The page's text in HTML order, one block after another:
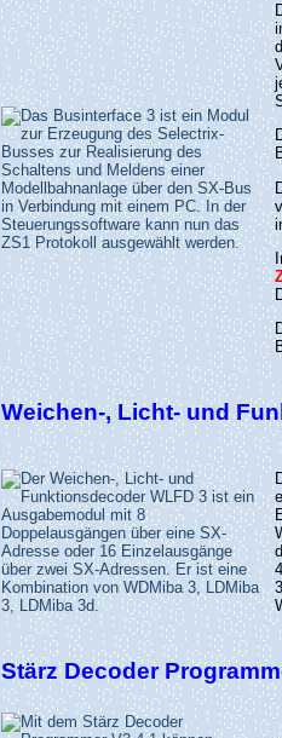
Weichen-, Licht- und
Stärz Decoder